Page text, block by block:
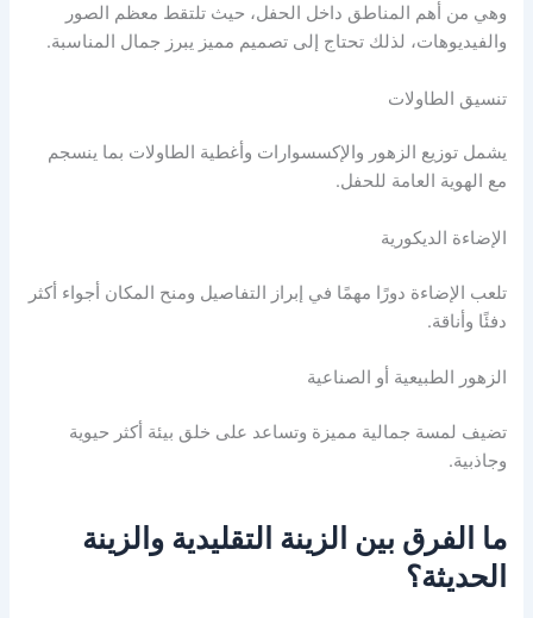
وهي من أهم المناطق داخل الحفل، حيث تلتقط معظم الصور
والفيديوهات، لذلك تحتاج إلى تصميم مميز يبرز جمال المناسبة.
تنسيق الطاولات
يشمل توزيع الزهور والإكسسوارات وأغطية الطاولات بما ينسجم
مع الهوية العامة للحفل.
الإضاءة الديكورية
تلعب الإضاءة دورًا مهمًا في إبراز التفاصيل ومنح المكان أجواء أكثر
دفئًا وأناقة.
الزهور الطبيعية أو الصناعية
تضيف لمسة جمالية مميزة وتساعد على خلق بيئة أكثر حيوية
وجاذبية.
ما الفرق بين الزينة التقليدية والزينة
الحديثة؟